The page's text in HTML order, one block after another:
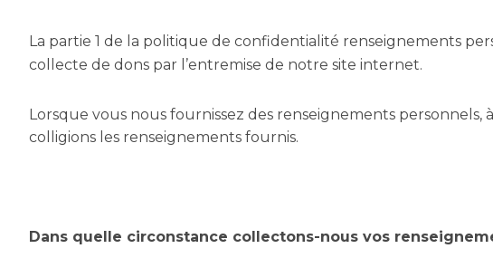
La partie 1 de la politique de confidentialité renseignements
collecte de dons par l’entremise de notre site internet.
Lorsque vous nous fournissez des renseignements
colligions les renseignements fournis.
Dans quelle circonstance collectons-nous vos